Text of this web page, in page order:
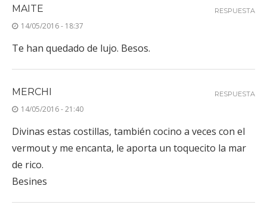
MAITE
14/05/2016 - 18:37
Te han quedado de lujo. Besos.
RESPUESTA
MERCHI
14/05/2016 - 21:40
Divinas estas costillas, también cocino a veces con el
vermout y me encanta, le aporta un toquecito la mar
de rico.
Besines
RESPUESTA